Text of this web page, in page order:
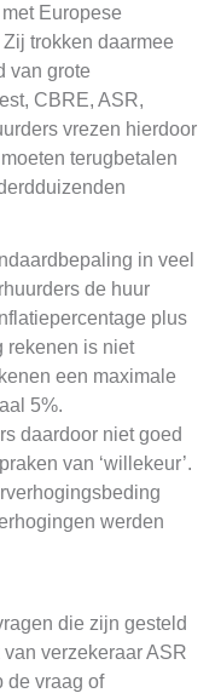
Europese
trokken daarmee
van grote
CBRE, ASR,
vrezen hierdoor
terugbetalen
in veel
de huur
plus
rekenen is niet
een maximale
5%.
daardoor niet goed
van ‘willekeur’.
werden
die zijn gesteld
verzekeraar ASR
de vraag of